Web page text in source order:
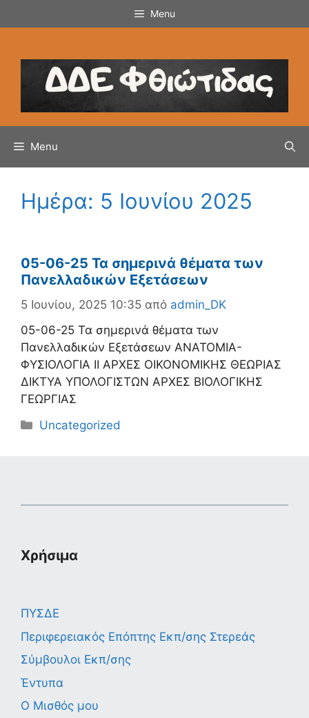
σε
Menu
Menu
Ημέρα: 5 Ιουνίου 2025
05-06-25 Τα σημερινά θέματα των
Πανελλαδικών Εξετάσεων
5 Ιουνίου, 2025 10:35 από admin_DK
05-06-25 Τα σημερινά θέματα των
Πανελλαδικών Εξετάσεων ΑΝΑΤΟΜΙΑ-
ΦΥΣΙΟΛΟΓΙΑ ΙΙ ΑΡΧΕΣ ΟΙΚΟΝΟΜΙΚΗΣ ΘΕΩΡΙΑΣ
ΔΙΚΤΥΑ ΥΠΟΛΟΓΙΣΤΩΝ ΑΡΧΕΣ ΒΙΟΛΟΓΙΚΗΣ
ΓΕΩΡΓΙΑΣ
Κατηγορίες
Uncategorized
Χρήσιμα
ΠΥΣΔΕ
Περιφερειακός Επόπτης Εκπ/σης Στερεάς
Σύμβουλοι Εκπ/σης
Έντυπα
Ο Μισθός μου